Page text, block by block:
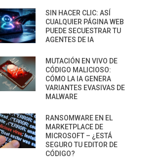
SIN HACER CLIC: ASÍ
CUALQUIER PÁGINA WEB
PUEDE SECUESTRAR TU
AGENTES DE IA
MUTACIÓN EN VIVO DE
CÓDIGO MALICIOSO:
CÓMO LA IA GENERA
VARIANTES EVASIVAS DE
MALWARE
RANSOMWARE EN EL
MARKETPLACE DE
MICROSOFT – ¿ESTÁ
SEGURO TU EDITOR DE
CÓDIGO?